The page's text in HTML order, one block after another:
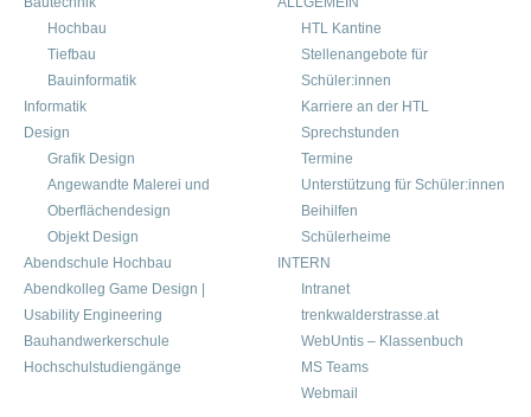
Hochbau
Tiefbau
Bauinformatik
Informatik
Design
Grafik Design
Angewandte Malerei und
Oberflächendesign
Objekt Design
Abendschule Hochbau
Abendkolleg Game Design |
Usability Engineering
Bauhandwerkerschule
Hochschulstudiengänge
HTL Kantine
Stellenangebote für
Schüler:innen
Karriere an der HTL
Sprechstunden
Termine
Unterstützung für Schüler:innen
Beihilfen
Schülerheime
INTERN
Intranet
trenkwalderstrasse.at
WebUntis – Klassenbuch
MS Teams
Webmail